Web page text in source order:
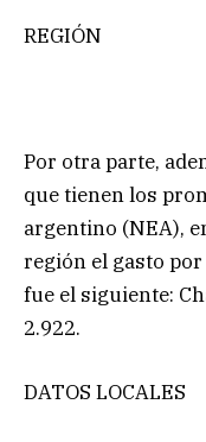
REGIÓN
Por otra parte,
que tienen los
argentino (NEA),
región el gasto
fue el siguiente:
2.922.
DATOS LOCALES